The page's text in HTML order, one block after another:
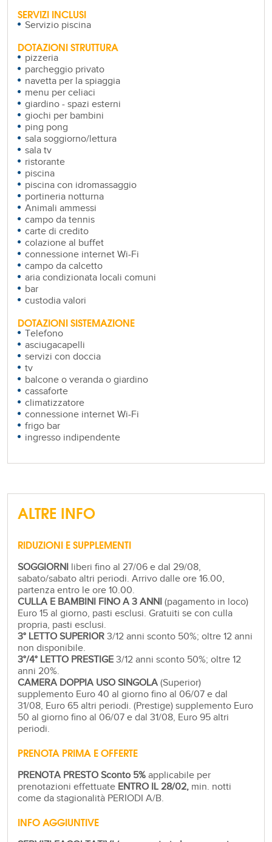
SERVIZI INCLUSI
Servizio piscina
DOTAZIONI STRUTTURA
pizzeria
parcheggio privato
navetta per la spiaggia
menu per celiaci
giardino - spazi esterni
giochi per bambini
ping pong
sala soggiorno/lettura
sala tv
ristorante
piscina
piscina con idromassaggio
portineria notturna
Animali ammessi
campo da tennis
carte di credito
colazione al buffet
connessione internet Wi-Fi
campo da calcetto
aria condizionata locali comuni
bar
custodia valori
DOTAZIONI SISTEMAZIONE
Telefono
asciugacapelli
servizi con doccia
tv
balcone o veranda o giardino
cassaforte
climatizzatore
connessione internet Wi-Fi
frigo bar
ingresso indipendente
ALTRE INFO
RIDUZIONI E SUPPLEMENTI
SOGGIORNI liberi fino al 27/06 e dal 29/08,
sabato/sabato altri periodi. Arrivo dalle ore 16.00,
partenza entro le ore 10.00.
CULLA E BAMBINI FINO A 3 ANNI (pagamento in loco)
Euro 15 al giorno, pasti esclusi. Gratuiti se con culla
propria, pasti esclusi.
3° LETTO SUPERIOR 3/12 anni sconto 50%; oltre 12 anni
non disponibile.
3°/4° LETTO PRESTIGE 3/12 anni sconto 50%; oltre 12
anni 20%.
CAMERA DOPPIA USO SINGOLA (Superior)
supplemento Euro 40 al giorno fino al 06/07 e dal
31/08, Euro 65 altri periodi. (Prestige) supplemento Euro
50 al giorno fino al 06/07 e dal 31/08, Euro 95 altri
periodi.
PRENOTA PRIMA E OFFERTE
PRENOTA PRESTO Sconto 5% applicabile per
prenotazioni effettuate ENTRO IL 28/02, min. notti
come da stagionalità PERIODI A/B.
INFO AGGIUNTIVE